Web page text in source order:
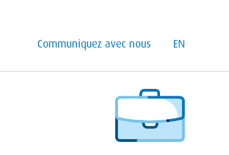
Communiquez avec nous
EN